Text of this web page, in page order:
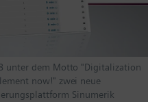
unter dem Motto "Digitalization
now!" zwei neue
Sinumerik